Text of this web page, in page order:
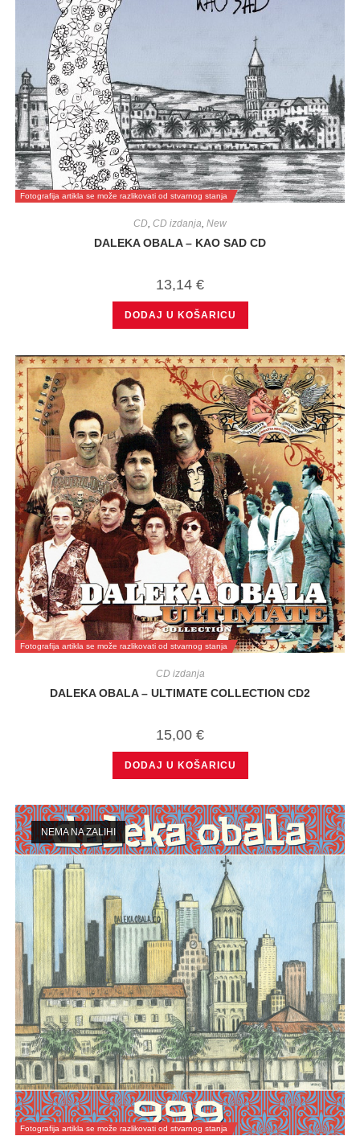
Fotografija artikla se može razlikovati od stvarnog stanja
CD, CD izdanja, New
DALEKA OBALA – KAO SAD CD
13,14 €
DODAJ U KOŠARICU
Fotografija artikla se može razlikovati od stvarnog stanja
CD izdanja
DALEKA OBALA – ULTIMATE COLLECTION CD2
15,00 €
DODAJ U KOŠARICU
Fotografija artikla se može razlikovati od stvarnog stanja
NEMA NA ZALIHI